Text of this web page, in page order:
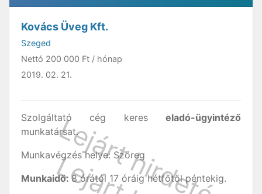
Kovács Üveg Kft.
Szeged
Nettó 200 000 Ft / hónap
2019. 02. 21.
Szolgáltató cég keres eladó-ügyintéző
munkatársat.
Munkavégzés helye: Szőreg
Munkaidő: 8 órától 17 óráig hétfőtől péntekig.